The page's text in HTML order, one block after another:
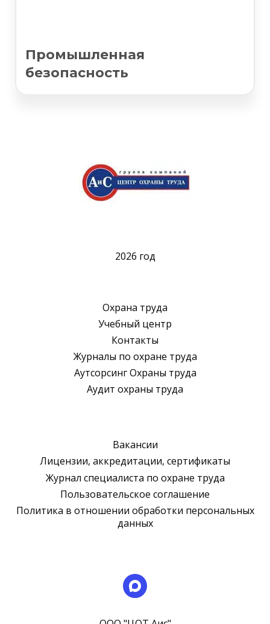
Промышленная
безопасность
2026 год
Охрана труда
Учебный центр
Контакты
Журналы по охране труда
Аутсорсинг Охраны труда
Аудит охраны труда
Вакансии
Лицензии, аккредитации, сертификаты
Журнал специалиста по охране труда
Пользовательское соглашение
Политика в отношении обработки персональных
данных